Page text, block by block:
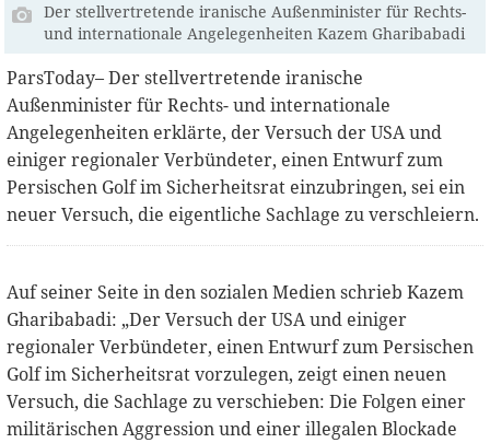
Der stellvertretende iranische Außenminister für Rechts-
und internationale Angelegenheiten Kazem Gharibabadi
ParsToday– Der stellvertretende iranische
Außenminister für Rechts- und internationale
Angelegenheiten erklärte, der Versuch der USA und
einiger regionaler Verbündeter, einen Entwurf zum
Persischen Golf im Sicherheitsrat einzubringen, sei ein
neuer Versuch, die eigentliche Sachlage zu verschleiern.
Auf seiner Seite in den sozialen Medien schrieb Kazem
Gharibabadi: „Der Versuch der USA und einiger
regionaler Verbündeter, einen Entwurf zum Persischen
Golf im Sicherheitsrat vorzulegen, zeigt einen neuen
Versuch, die Sachlage zu verschieben: Die Folgen einer
militärischen Aggression und einer illegalen Blockade